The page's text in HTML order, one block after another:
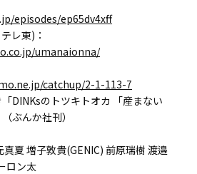
episodes/ep65dv4xff
レ東)：
umanaionna/
catchup/2-1-113-7
「DINKsのトツキトオカ 「産まない
ぶんか社刊）
真夏 増子敦貴(GENIC) 前原瑞樹 渡邉
ロン太